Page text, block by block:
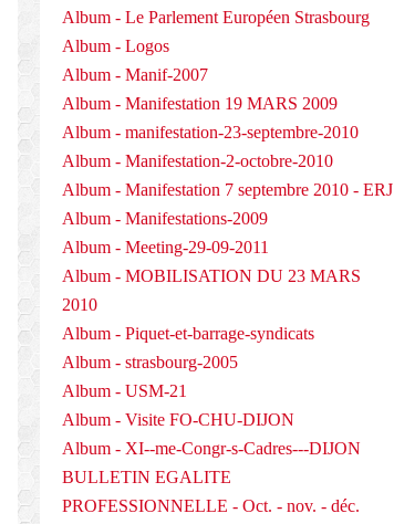
Album - Le Parlement Européen Strasbourg
Album - Logos
Album - Manif-2007
Album - Manifestation 19 MARS 2009
Album - manifestation-23-septembre-2010
Album - Manifestation-2-octobre-2010
Album - Manifestation 7 septembre 2010 - ERJ
Album - Manifestations-2009
Album - Meeting-29-09-2011
Album - MOBILISATION DU 23 MARS
2010
Album - Piquet-et-barrage-syndicats
Album - strasbourg-2005
Album - USM-21
Album - Visite FO-CHU-DIJON
Album - XI--me-Congr-s-Cadres---DIJON
BULLETIN EGALITE
PROFESSIONNELLE - Oct. - nov. - déc.